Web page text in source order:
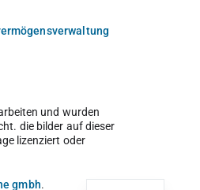
gmbh.
und wurden
die bilder auf dieser
lizenziert oder